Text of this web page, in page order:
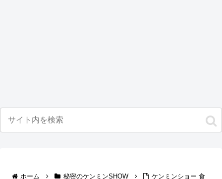
ホーム 秘密のケンミンSHOW
ケンミンショー 食